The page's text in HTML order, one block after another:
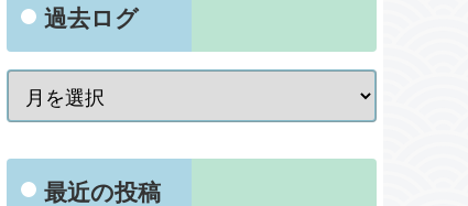
過去ログ
最近の投稿